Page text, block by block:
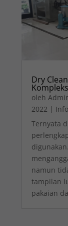
Dry
oleh
2022 |
Ternyata
namun
tampilan
pakaian